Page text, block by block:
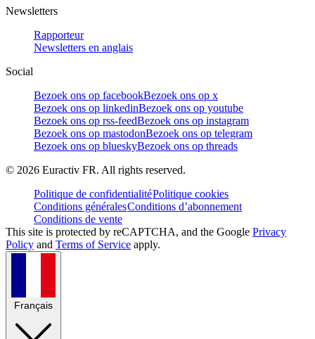
Newsletters
Rapporteur
Newsletters en anglais
Social
Bezoek ons op facebookBezoek ons op x
Bezoek ons op linkedinBezoek ons op youtube
Bezoek ons op rss-feedBezoek ons op instagram
Bezoek ons op mastodonBezoek ons op telegram
Bezoek ons op blueskyBezoek ons op threads
© 2026 Euractiv FR. All rights reserved.
Politique de confidentialitéPolitique cookies
Conditions généralesConditions d’abonnement
Conditions de vente
This site is protected by reCAPTCHA, and the Google Privacy
Policy and Terms of Service apply.
Français